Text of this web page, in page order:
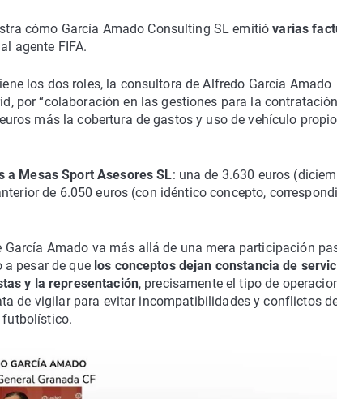
cómo García Amado Consulting SL emitióvarias
agente FIFA.
los dos roles, la consultora de Alfredo García Amado
por “colaboración en las gestiones para la
más la cobertura de gastos y uso de vehículo propio
Mesas Sport Asesores SL: una de 3.630 euros
de 6.050 euros (con idéntico concepto,
Amado va más allá de una mera participación
pesar de que los conceptos dejan constancia de
y la representación, precisamente el tipo de
de vigilar para evitar incompatibilidades y conflictos
futbolístico.